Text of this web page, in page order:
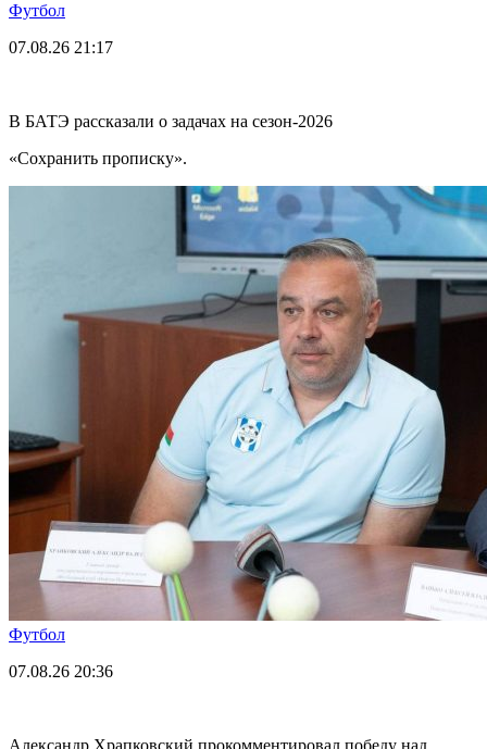
Футбол
07.08.26 21:17
В БАТЭ рассказали о задачах на сезон-2026
«Сохранить прописку».
Футбол
07.08.26 20:36